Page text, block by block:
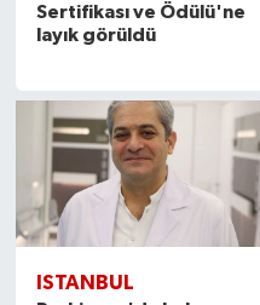
Sertifikası ve Ödülü'ne
layık görüldü
ISTANBUL